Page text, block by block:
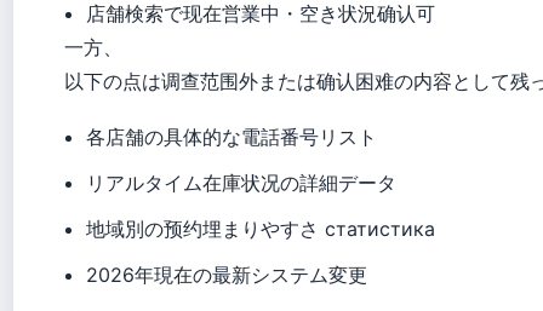
店舗検索で现在営業中・空き状況确认可
一方、
以下の点は调查范围外または确认困难の内容として残
各店舗の具体的な電話番号リスト
リアルタイム在庫状况の詳細データ
地域別の预约埋まりやすさ статистика
2026年現在の最新システム変更